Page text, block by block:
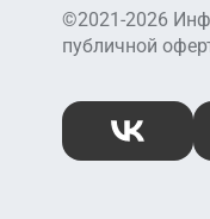
©2021-2026
публичной
ВКонтакте